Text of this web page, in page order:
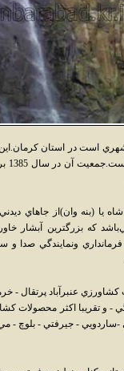
شهري است در استان
يا (بنه وان)از جاهاي
که بزرگترين آبشار
فرمانداري ونمايندگي صدا
عنبرآباد پرتقال -
- و تقريبا اکثر محصولات
-ساردويي - جيرفتي - بلوچ -